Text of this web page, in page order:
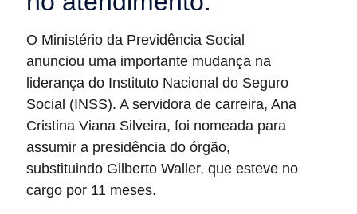
O Ministério da Previdência Social
anunciou uma importante mudança na
liderança do Instituto Nacional do Seguro
Social (INSS). A servidora de carreira, Ana
Cristina Viana Silveira, foi nomeada para
assumir a presidência do órgão,
substituindo Gilberto Waller, que esteve no
cargo por 11 meses.